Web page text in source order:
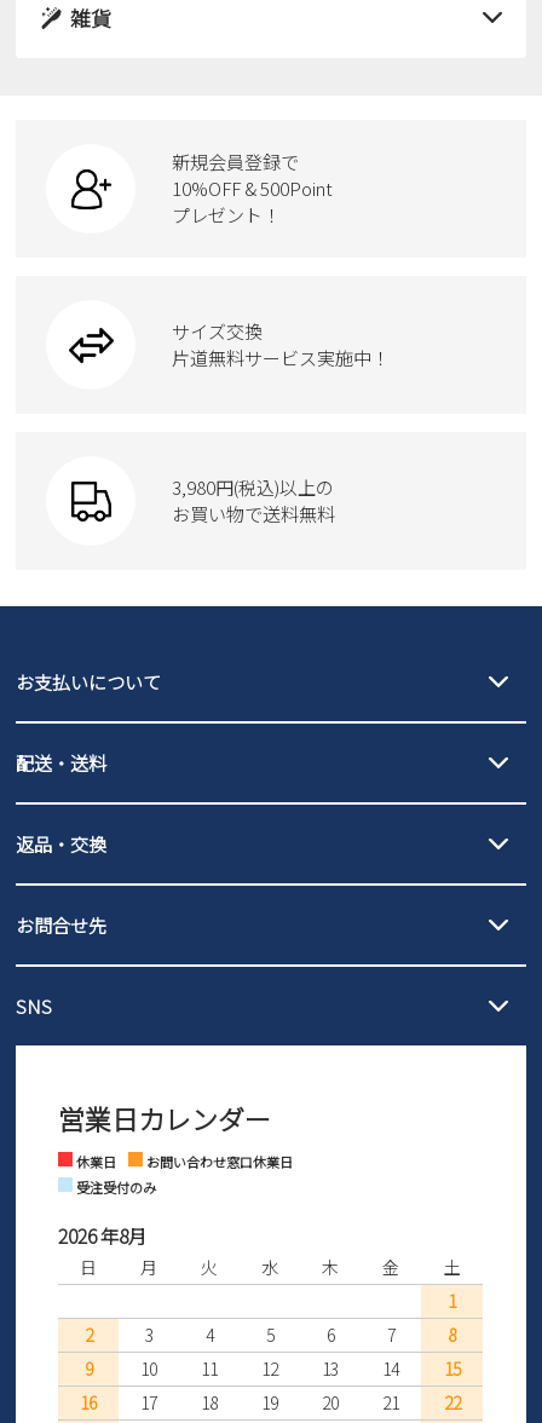
スニーカー
カジュアルシューズ
ワークシューズ
ウェア
moz
ローファー
ブーツ
Parade
GAP
サンダル
スクール
new balance
瞬足
ボディバッグ
ハンドバッグ
トートバッグ
雑貨
ケア用品
新規会員登録で
10%OFF & 500Point
プレゼント！
サイズ交換
片道無料サービス実施中！
3,980円(税込)以上の
お買い物で送料無料
お支払いについて
PayPay（オンライン決済）、代金引換のご利用が可能です。
配送・送料
北海道・本州・四国・九州…550円
3,980円（税込）以上お買い上げで送料無料
発送日・送料詳細については
ご利用ください。
全国一律…220円（税込）
発送日・送料詳細についてはご利用ガイドを
ご利用ください。
返品・交換
の片道無料サービスを実施中！
ントとしても安心してご利用いただけるよう、サイズ交換の受付期
さい。
お問合せ先
営業時間：11時～17時
※土日祝はお問い合わせ窓口休業日となります。
SNS
Facebook Instagram
営業日カレンダー
休業日
お問い合わせ窓口休業日
受注受付のみ
2026 年8月
日 月 火 水 木 金
土
1
2
3 4 5 6 7
8
9
10 11 12 13 14
15
16
17 18 19 20 21
22